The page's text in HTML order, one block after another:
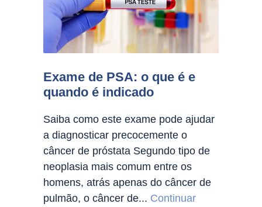
Exame de PSA: o que é e
quando é indicado
Saiba como este exame pode ajudar
a diagnosticar precocemente o
câncer de próstata Segundo tipo de
neoplasia mais comum entre os
homens, atrás apenas do câncer de
pulmão, o câncer de... Continuar